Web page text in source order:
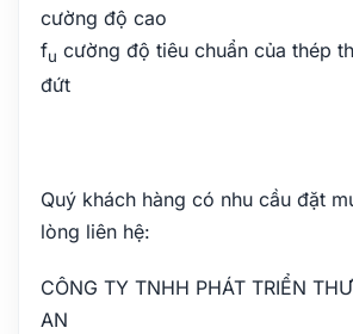
cường độ cao
fu cường độ tiêu chuẩn của thép
đứt
Quý khách hàng có nhu cầu đặt
lòng liên hệ:
CÔNG TY TNHH PHÁT TRIỂN
AN